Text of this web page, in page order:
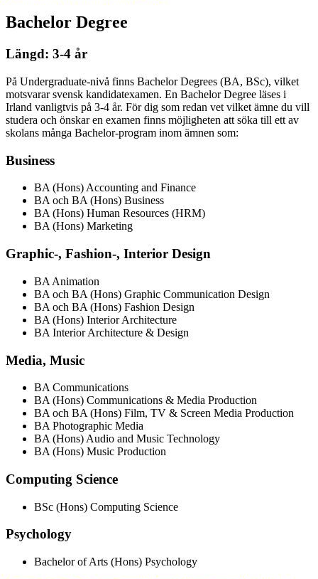
Bachelor Degree
Längd: 3-4 år
På Undergraduate-nivå finns Bachelor Degrees (BA, BSc), vilket
motsvarar svensk kandidatexamen. En Bachelor Degree läses i
Irland vanligtvis på 3-4 år. För dig som redan vet vilket ämne du vill
studera och önskar en examen finns möjligheten att söka till ett av
skolans många Bachelor-program inom ämnen som:
Business
BA (Hons) Accounting and Finance
BA och BA (Hons) Business
BA (Hons) Human Resources (HRM)
BA (Hons) Marketing
Graphic-, Fashion-, Interior Design
BA Animation
BA och BA (Hons) Graphic Communication Design
BA och BA (Hons) Fashion Design
BA (Hons) Interior Architecture
BA Interior Architecture & Design
Media, Music
BA Communications
BA (Hons) Communications & Media Production
BA och BA (Hons) Film, TV & Screen Media Production
BA Photographic Media
BA (Hons) Audio and Music Technology
BA (Hons) Music Production
Computing Science
BSc (Hons) Computing Science
Psychology
Bachelor of Arts (Hons) Psychology